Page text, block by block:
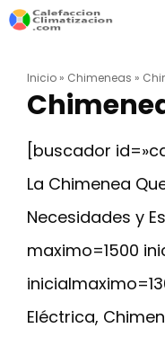
Saltar
contenido
Inicio » Chimeneas »
[buscador
La Chimenea
Necesidades y
maximo=1500
Eléctrica,